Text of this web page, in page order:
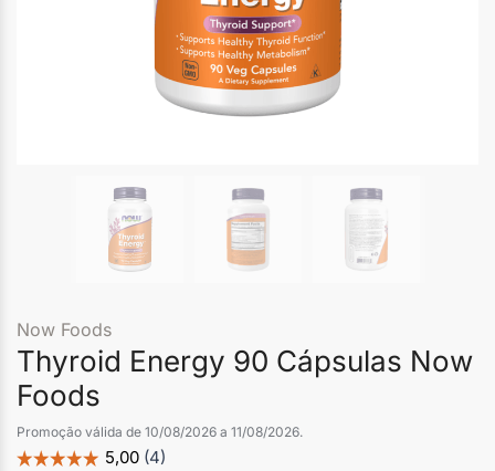
Now Foods
Thyroid Energy 90 Cápsulas Now
Foods
Promoção válida de 10/08/2026 a 11/08/2026.